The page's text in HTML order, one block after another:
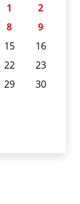
1
2
8
9
15
16
22
23
29
30